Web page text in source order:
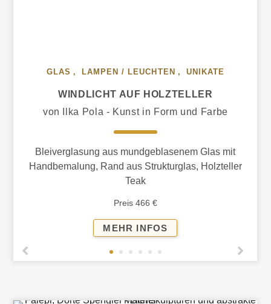
GLAS , LAMPEN / LEUCHTEN , UNIKATE
WINDLICHT AUF HOLZTELLER
von Ilka Pola - Kunst in Form und Farbe
Bleiverglasung aus mundgeblasenem Glas mit
Handbemalung, Rand aus Strukturglas, Holzteller
Teak
Preis 466 €
MEHR INFOS
HOLZTELLER